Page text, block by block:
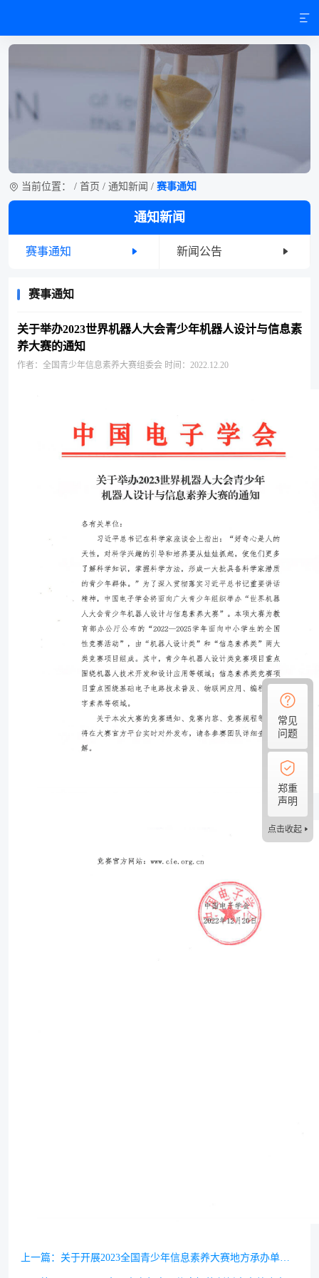
当前位置： / 首页 / 通知新闻 / 赛事通知
通知新闻
赛事通知 新闻公告
赛事通知
关于举办2023世界机器人大会青少年机器人设计与信息素
养大赛的通知
作者：全国青少年信息素养大赛组委会 时间：2022.12.20
上一篇： 关于开展2023全国青少年信息素养大赛地方承办单位申报工作的通知
常见
问题
郑重
声明
点击收起